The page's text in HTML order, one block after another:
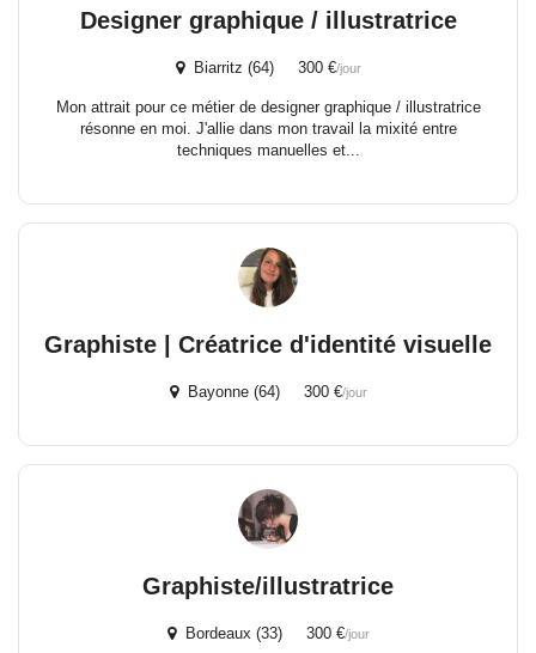
Designer graphique / illustratrice
Biarritz (64) 300 €/jour
Mon attrait pour ce métier de designer graphique / illustratrice
résonne en moi. J'allie dans mon travail la mixité entre
techniques manuelles et...
Graphiste | Créatrice d'identité visuelle
Bayonne (64) 300 €/jour
Graphiste/illustratrice
Bordeaux (33) 300 €/jour